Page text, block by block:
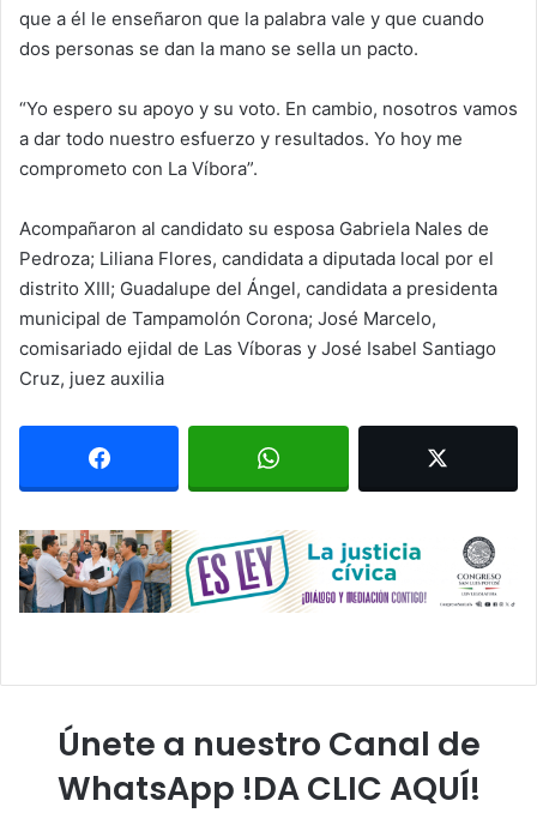
que a él le enseñaron que la palabra vale y que cuando
dos personas se dan la mano se sella un pacto.
“Yo espero su apoyo y su voto. En cambio, nosotros vamos
a dar todo nuestro esfuerzo y resultados. Yo hoy me
comprometo con La Víbora”.
Acompañaron al candidato su esposa Gabriela Nales de
Pedroza; Liliana Flores, candidata a diputada local por el
distrito XIII; Guadalupe del Ángel, candidata a presidenta
municipal de Tampamolón Corona; José Marcelo,
comisariado ejidal de Las Víboras y José Isabel Santiago
Cruz, juez auxilia
Únete a nuestro Canal de
WhatsApp !DA CLIC AQUÍ!